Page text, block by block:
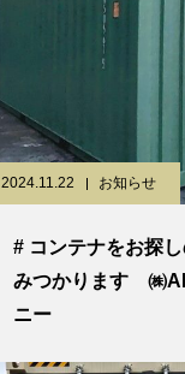
2024.11.22 お知らせ
# コンテナをお探
みつかります ㈱
ニー